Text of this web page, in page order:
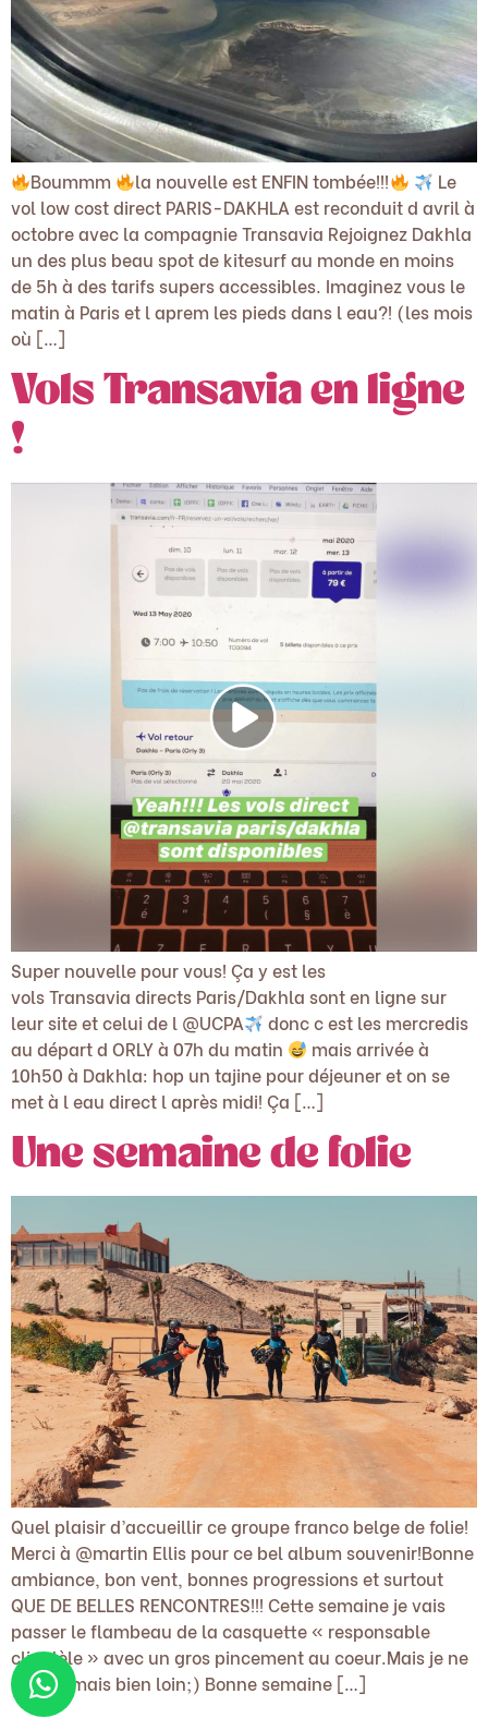
Boummm la nouvelle est ENFIN tombée!!!
Le
vol low cost direct PARIS-DAKHLA est reconduit d avril à
octobre avec la compagnie Transavia Rejoignez Dakhla
un des plus beau spot de kitesurf au monde en moins
de 5h à des tarifs supers accessibles. Imaginez vous le
matin à Paris et l aprem les pieds dans l eau?! (les mois
où […]
Vols Transavia en ligne
!
Super nouvelle pour vous! Ça y est les
vols Transavia directs Paris/Dakhla sont en ligne sur
leur site et celui de l @UCPA
donc c est les mercredis
au départ d ORLY à 07h du matin
mais arrivée à
10h50 à Dakhla: hop un tajine pour déjeuner et on se
met à l eau direct l après midi! Ça […]
Une semaine de folie
Quel plaisir d’accueillir ce groupe franco belge de folie!
Merci à @martin Ellis pour ce bel album souvenir!Bonne
ambiance, bon vent, bonnes progressions et surtout
QUE DE BELLES RENCONTRES!!! Cette semaine je vais
passer le flambeau de la casquette « responsable
clientèle » avec un gros pincement au coeur.Mais je ne
serai jamais bien loin;) Bonne semaine […]